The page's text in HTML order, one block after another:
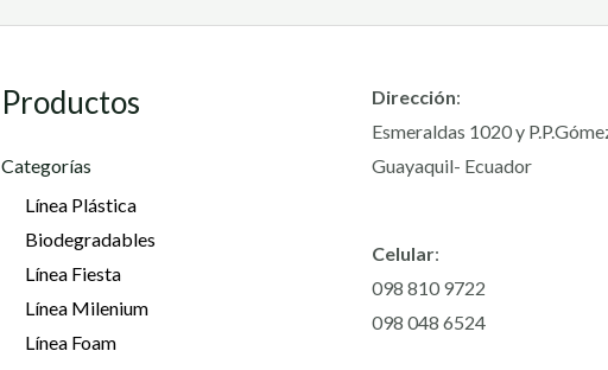
Productos
Categorías
Línea Plástica
Biodegradables
Línea Fiesta
Línea Milenium
Línea Foam
Dirección:
Esmeraldas 1020 y
Guayaquil- Ecuador
Celular:
098 810 9722
098 048 6524